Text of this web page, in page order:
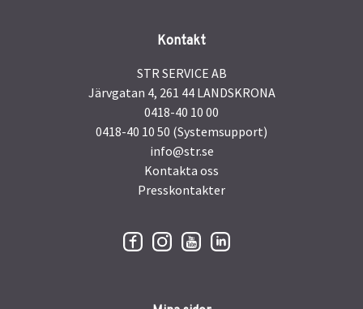
Kontakt
STR SERVICE AB
Järvgatan 4, 261 44 LANDSKRONA
0418-40 10 00
0418-40 10 50 (Systemsupport)
info@str.se
Kontakta oss
Presskontakter